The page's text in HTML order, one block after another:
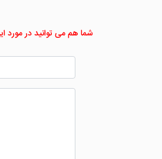
شما هم می توانید در مورد